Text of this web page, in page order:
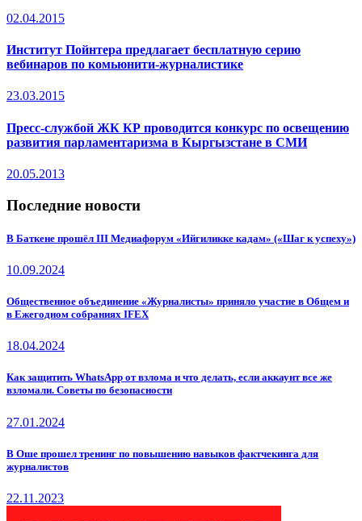
02.04.2015
Институт Пойнтера предлагает бесплатную серию
вебинаров по комьюнити-журналистике
23.03.2015
Пресс-службой ЖК КР проводится конкурс по освещению
развития парламентаризма в Кыргызстане в СМИ
20.05.2013
Последние новости
В Баткене прошёл III Медиафорум «Ийгиликке кадам» («Шаг к успеху»)
10.09.2024
Общественное объединение «Журналисты» приняло участие в Общем и
в Ежегодном собраниях IFEX
18.04.2024
Как защитить WhatsApp от взлома и что делать, если аккаунт все же
взломали. Советы по безопасности
27.01.2024
В Оше прошел тренинг по повышению навыков фактчекинга для
журналистов
22.11.2023